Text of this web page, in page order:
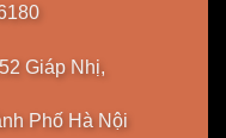
Giáp Nhị,
Phố Hà Nội